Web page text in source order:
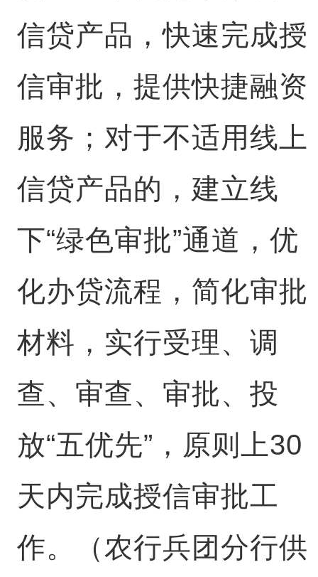
信贷产品，快速完成授
信审批，提供快捷融资
服务；对于不适用线上
信贷产品的，建立线
下“绿色审批”通道，优
化办贷流程，简化审批
材料，实行受理、调
查、审查、审批、投
放“五优先”，原则上30
天内完成授信审批工
作。（农行兵团分行供